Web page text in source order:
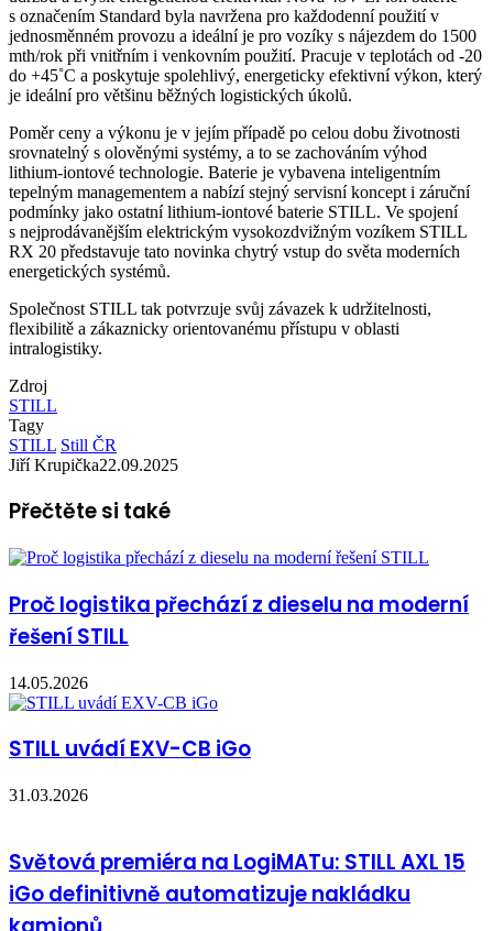
s označením Standard byla navržena pro každodenní použití v
jednosměnném provozu a ideální je pro vozíky s nájezdem do 1500
mth/rok při vnitřním i venkovním použití. Pracuje v teplotách od -20
do +45˚C a poskytuje spolehlivý, energeticky efektivní výkon, který
je ideální pro většinu běžných logistických úkolů.
Poměr ceny a výkonu je v jejím případě po celou dobu životnosti
srovnatelný s olověnými systémy, a to se zachováním výhod
lithium-iontové technologie. Baterie je vybavena inteligentním
tepelným managementem a nabízí stejný servisní koncept i záruční
podmínky jako ostatní lithium-iontové baterie STILL. Ve spojení
s nejprodávanějším elektrickým vysokozdvižným vozíkem STILL
RX 20 představuje tato novinka chytrý vstup do světa moderních
energetických systémů.
Společnost STILL tak potvrzuje svůj závazek k udržitelnosti,
flexibilitě a zákaznicky orientovanému přístupu v oblasti
intralogistiky.
Zdroj
STILL
Tagy
STILL Still ČR
Jiří Krupička22.09.2025
Přečtěte si také
Proč logistika přechází z dieselu na moderní
řešení STILL
14.05.2026
STILL uvádí EXV-CB iGo
31.03.2026
Světová premiéra na LogiMATu: STILL AXL 15
iGo definitivně automatizuje nakládku